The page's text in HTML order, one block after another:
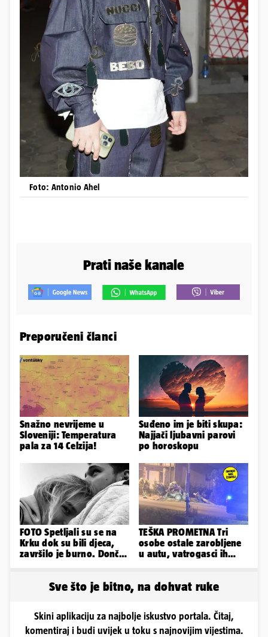
Foto: Antonio Ahel
Prati naše kanale
Preporučeni članci
Snažno nevrijeme u
Sloveniji: Temperatura
pala za 14 Celzija!
Suđeno im je biti skupa:
Najjači ljubavni parovi
po horoskopu
FOTO Spetljali su se na
Krku dok su bili djeca,
završilo je burno. Dončić
TEŠKA PROMETNA Tri
osobe ostale zarobljene
u autu, vatrogasci ih
Sve što je bitno, na dohvat ruke
Skini aplikaciju za najbolje iskustvo portala. Čitaj,
komentiraj i budi uvijek u toku s najnovijim vijestima.